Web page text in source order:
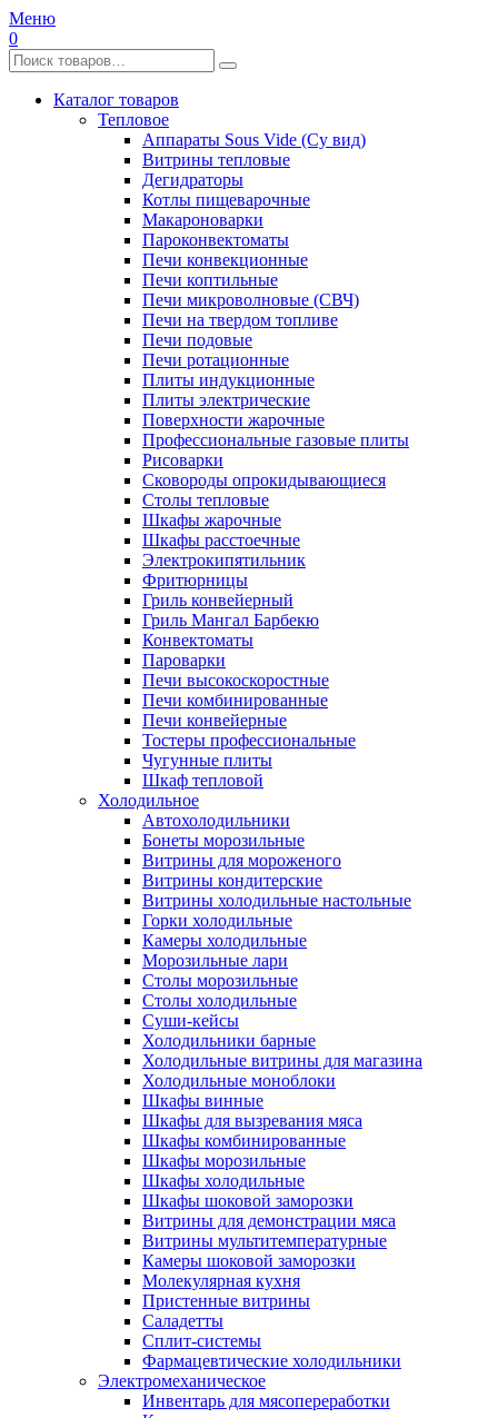
Меню
0
Каталог товаров
Тепловое
Аппараты Sous Vide (Су вид)
Витрины тепловые
Дегидраторы
Котлы пищеварочные
Макароноварки
Пароконвектоматы
Печи конвекционные
Печи коптильные
Печи микроволновые (СВЧ)
Печи на твердом топливе
Печи подовые
Печи ротационные
Плиты индукционные
Плиты электрические
Поверхности жарочные
Профессиональные газовые плиты
Рисоварки
Сковороды опрокидывающиеся
Столы тепловые
Шкафы жарочные
Шкафы расстоечные
Электрокипятильник
Фритюрницы
Гриль конвейерный
Гриль Мангал Барбекю
Конвектоматы
Пароварки
Печи высокоскоростные
Печи комбинированные
Печи конвейерные
Тостеры профессиональные
Чугунные плиты
Шкаф тепловой
Холодильное
Автохолодильники
Бонеты морозильные
Витрины для мороженого
Витрины кондитерские
Витрины холодильные настольные
Горки холодильные
Камеры холодильные
Морозильные лари
Столы морозильные
Столы холодильные
Суши-кейсы
Холодильники барные
Холодильные витрины для магазина
Холодильные моноблоки
Шкафы винные
Шкафы для вызревания мяса
Шкафы комбинированные
Шкафы морозильные
Шкафы холодильные
Шкафы шоковой заморозки
Витрины для демонстрации мяса
Витрины мультитемпературные
Камеры шоковой заморозки
Молекулярная кухня
Пристенные витрины
Саладетты
Сплит-системы
Фармацевтические холодильники
Электромеханическое
Инвентарь для мясопереработки